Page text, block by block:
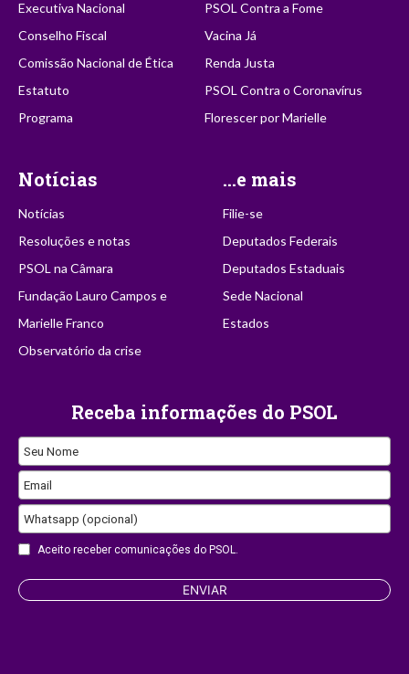
Executiva Nacional
Conselho Fiscal
Comissão Nacional de Ética
Estatuto
Programa
PSOL Contra a Fome
Vacina Já
Renda Justa
PSOL Contra o Coronavírus
Florescer por Marielle
Notícias
Notícias
Resoluções e notas
PSOL na Câmara
Fundação Lauro Campos e
Marielle Franco
Observatório da crise
...e mais
Filie-se
Deputados Federais
Deputados Estaduais
Sede Nacional
Estados
Receba informações do PSOL
Seu Nome
Email
Email
Whatsapp (opcional)
Aceito receber comunicações do PSOL.
ENVIAR